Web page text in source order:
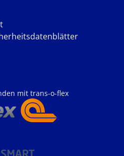
mit trans-o-flex